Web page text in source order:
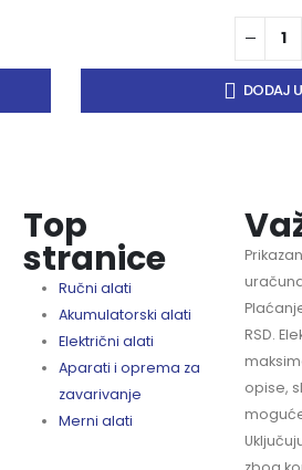
DODAJ
Top
stranice
Ručni alati
Akumulatorski alati
Električni alati
Aparati i oprema za
zavarivanje
Merni alati
RSD.
opise,